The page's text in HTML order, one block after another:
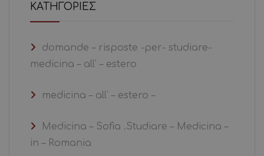
KΑΤΗΓΟΡΊΕΣ
domande – risposte -per- studiare-
medicina – all' – estero
medicina – all' – estero –
Medicina – Sofia .Studiare – Medicina –
in – Romania